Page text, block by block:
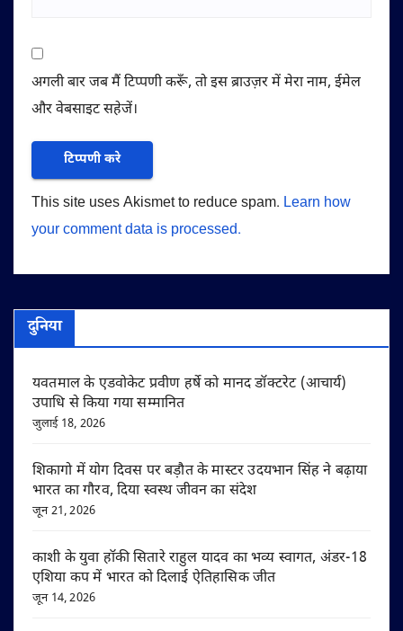
अगली बार जब मैं टिप्पणी करूँ, तो इस ब्राउज़र में मेरा नाम, ईमेल
और वेबसाइट सहेजें।
This site uses Akismet to reduce spam. Learn how
your comment data is processed.
दुनिया
यवतमाल के एडवोकेट प्रवीण हर्षे को मानद डॉक्टरेट (आचार्य)
उपाधि से किया गया सम्मानित
जुलाई 18, 2026
शिकागो में योग दिवस पर बड़ौत के मास्टर उदयभान सिंह ने बढ़ाया
भारत का गौरव, दिया स्वस्थ जीवन का संदेश
जून 21, 2026
काशी के युवा हॉकी सितारे राहुल यादव का भव्य स्वागत, अंडर-18
एशिया कप में भारत को दिलाई ऐतिहासिक जीत
जून 14, 2026